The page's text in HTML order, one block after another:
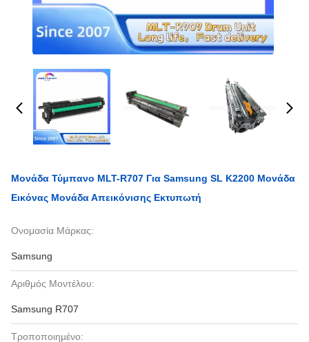
Μονάδα Τύμπανο MLT-R707 Για Samsung SL K2200 Μονάδα
Εικόνας Μονάδα Απεικόνισης Εκτυπωτή
Ονομασία Μάρκας:
Samsung
Αριθμός Μοντέλου:
Samsung R707
Τροποποιημένο: